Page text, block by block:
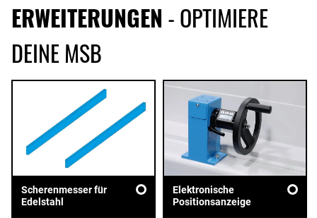
ERWEITERUNGEN - OPTIMIERE
DEINE MSB
Scherenmesser für
Edelstahl
Elektronische
Positionsanzeige